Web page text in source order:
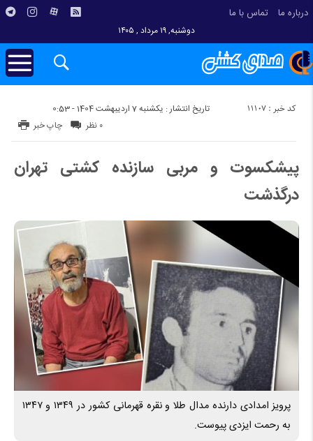
درباره ما تماس با ما
دوشنبه, ۱۹ مرداد , ۱۴۰۵
تاریخ انتشار : یکشنبه 7 اردیبهشت 1404 - 0:53 کد خبر : 11107
چاپ خبر ۰ نظر
پیشکسوت و مربی سازنده کشتی تهران
درگذشت
پرویز امدادی دارنده مدال طلا و نقره قهرمانی کشور در ۱۳۴۹ و ۱۳۴۷
به رحمت ایزدی پیوست.